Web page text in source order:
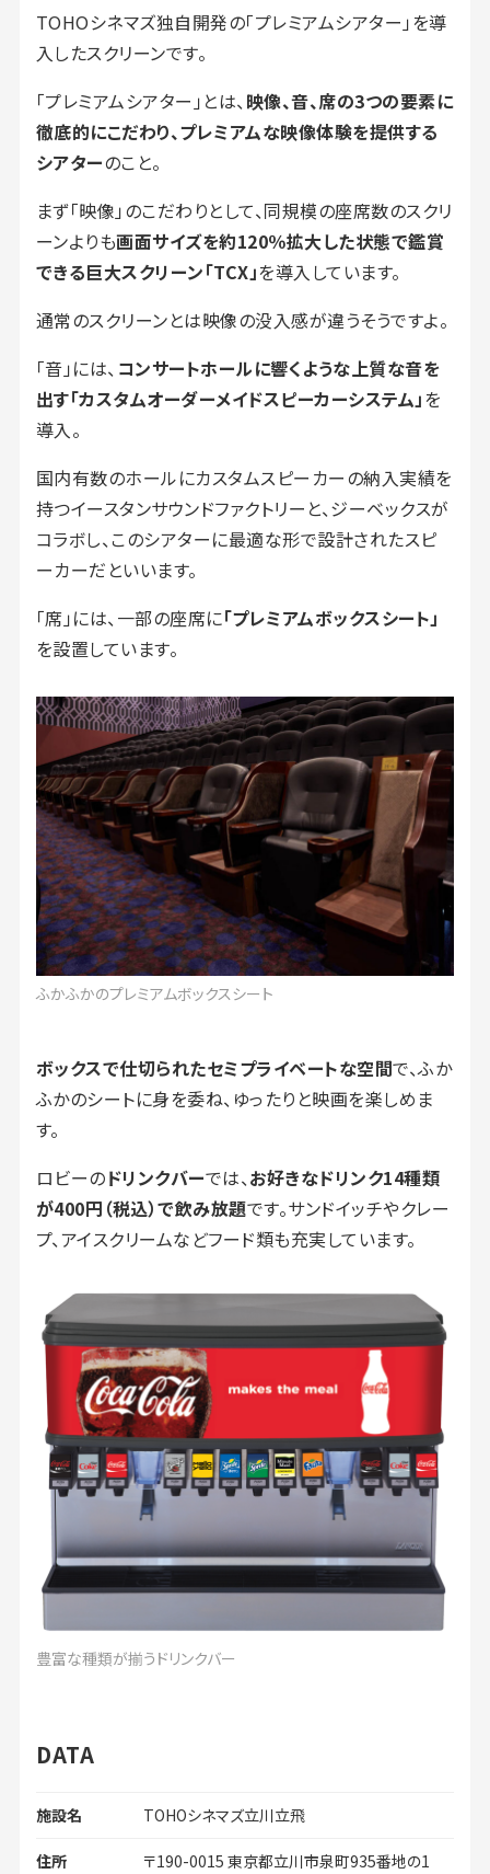
TOHOシネマズ独自開発の「プレミアムシアター」を導
入したスクリーンです。
「プレミアムシアター」とは、映像、音、席の3つの要素に
徹底的にこだわり、プレミアムな映像体験を提供する
シアターのこと。
まず「映像」のこだわりとして、同規模の座席数のスクリ
ーンよりも画面サイズを約120％拡大した状態で鑑賞
できる巨大スクリーン「TCX」を導入しています。
通常のスクリーンとは映像の没入感が違うそうですよ。
「音」には、 コンサートホールに響くような上質な音を
出す「カスタムオーダーメイドスピーカーシステム」を
導入。
国内有数のホールにカスタムスピーカーの納入実績を
持つイースタンサウンドファクトリーと、ジーベックスが
コラボし、このシアターに最適な形で設計されたスピ
ーカーだといいます。
「席」には、一部の座席に「プレミアムボックスシート」
を設置しています。
ふかふかのプレミアムボックスシート
ボックスで仕切られたセミプライベートな空間で、ふか
ふかのシートに身を委ね、ゆったりと映画を楽しめま
す。
ロビーのドリンクバーでは、お好きなドリンク14種類
が400円（税込）で飲み放題です。サンドイッチやクレー
プ、アイスクリームなどフード類も充実しています。
豊富な種類が揃うドリンクバー
DATA
施設名 TOHOシネマズ立川立飛
住所 〒190-0015 東京都立川市泉町935番地の1